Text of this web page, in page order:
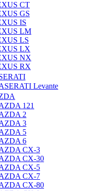
CT
GS
IS
LM
LS
LX
NX
RX
Levante
121
2
3
5
6
CX-3
CX-30
CX-5
CX-7
CX-80